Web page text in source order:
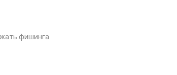
фишинга.